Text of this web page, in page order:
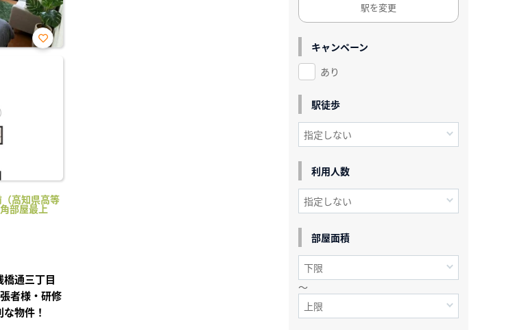
高知県高等
部屋最上
お気
橋通三丁目
者様・研修
物件！
駅を変更
キャンペーン
あり
駅徒歩
利用人数
部屋面積
～